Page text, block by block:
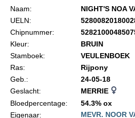
Statuten en reglementen
Algemeen
Naam:
NIGHT'S NOA
UELN:
Chipnummer:
Kleur:
BRUIN
Stamboek:
VEULENBOEK
Ras:
Rijpony
Geb.:
24-05-18
Geslacht:
MERRIE
Bloedpercentage:
54.3% ox
Eigenaar:
MEVR. NOOR